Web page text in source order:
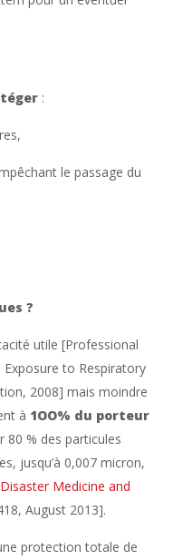
:
le passage du
?
utile [Professional
to Respiratory
2008] mais moindre
à 1OO% du porteur
% des particules
jusqu’à 0,007 micron,
Medicine and
August 2013].
protection totale de